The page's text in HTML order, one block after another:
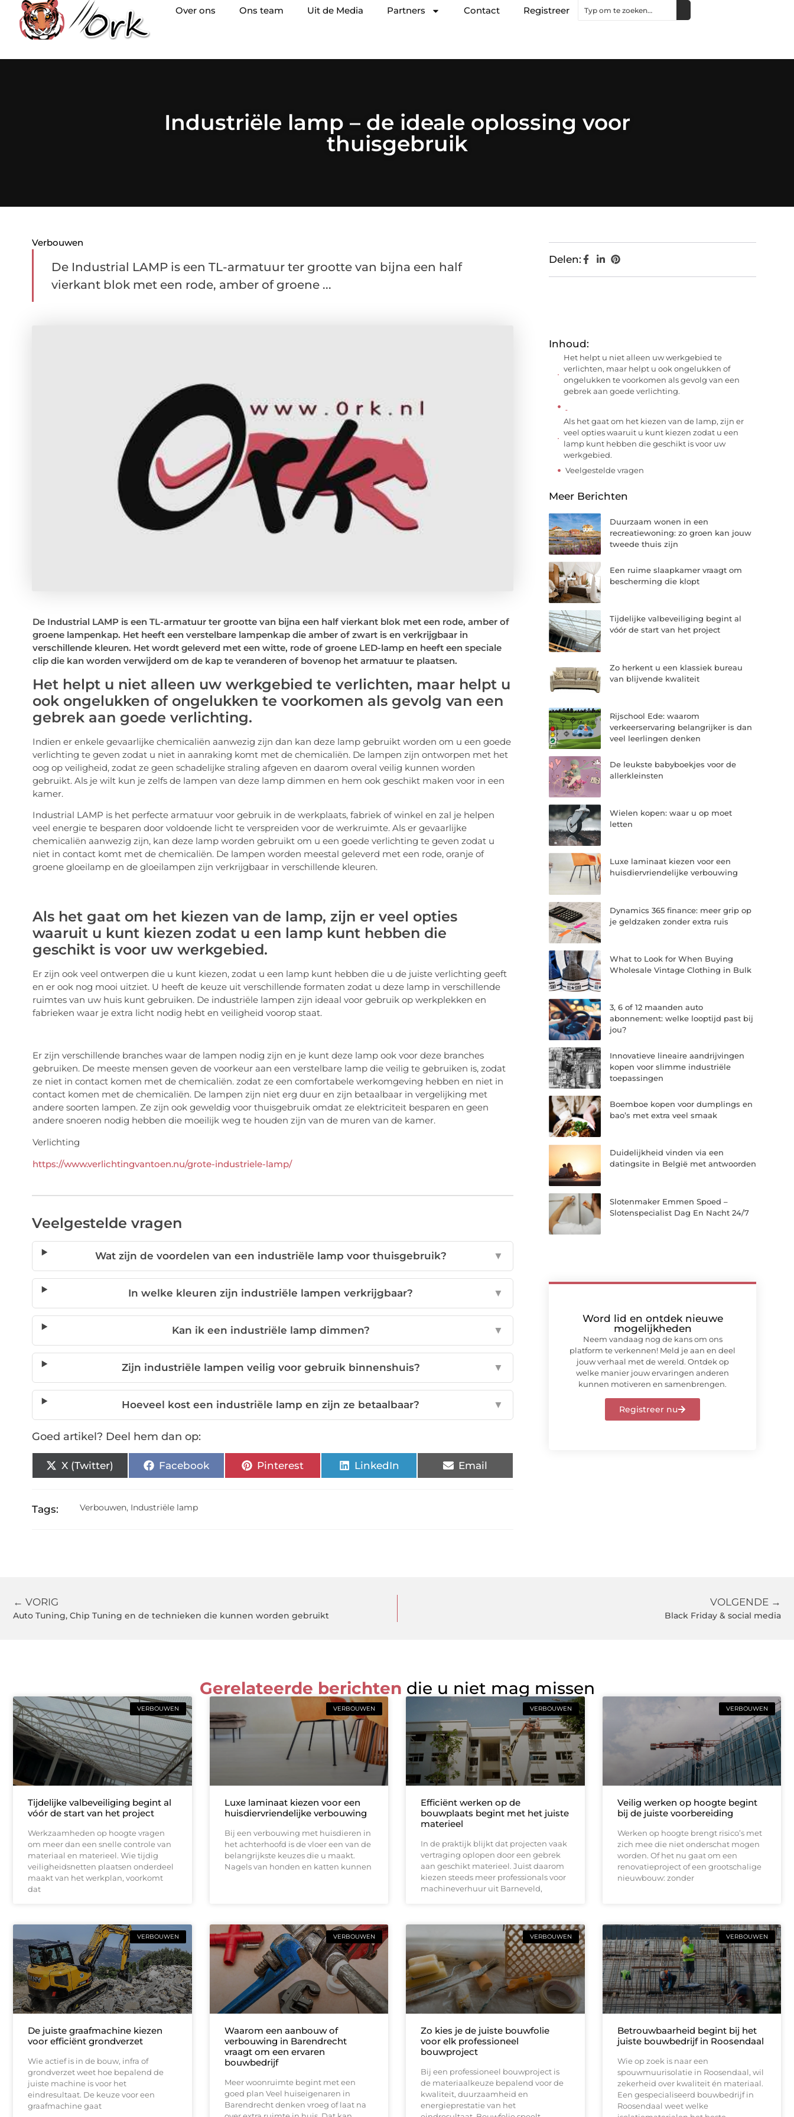
Over ons Ons team Uit de Media Partners Contact Registreer
Industriële lamp – de ideale oplossing voor
thuisgebruik
Verbouwen
De Industrial LAMP is een TL-armatuur ter grootte van bijna een half
vierkant blok met een rode, amber of groene ...
De Industrial LAMP is een TL-armatuur ter grootte van bijna een half vierkant blok met een rode, amber of
groene lampenkap. Het heeft een verstelbare lampenkap die amber of zwart is en verkrijgbaar in
verschillende kleuren. Het wordt geleverd met een witte, rode of groene LED-lamp en heeft een speciale
clip die kan worden verwijderd om de kap te veranderen of bovenop het armatuur te plaatsen.
Het helpt u niet alleen uw werkgebied te verlichten, maar helpt u
ook ongelukken of ongelukken te voorkomen als gevolg van een
gebrek aan goede verlichting.
Indien er enkele gevaarlijke chemicaliën aanwezig zijn dan kan deze lamp gebruikt worden om u een goede
verlichting te geven zodat u niet in aanraking komt met de chemicaliën. De lampen zijn ontworpen met het
oog op veiligheid, zodat ze geen schadelijke straling afgeven en daarom overal veilig kunnen worden
gebruikt. Als je wilt kun je zelfs de lampen van deze lamp dimmen en hem ook geschikt maken voor in een
kamer.
Industrial LAMP is het perfecte armatuur voor gebruik in de werkplaats, fabriek of winkel en zal je helpen
veel energie te besparen door voldoende licht te verspreiden voor de werkruimte. Als er gevaarlijke
chemicaliën aanwezig zijn, kan deze lamp worden gebruikt om u een goede verlichting te geven zodat u
niet in contact komt met de chemicaliën. De lampen worden meestal geleverd met een rode, oranje of
groene gloeilamp en de gloeilampen zijn verkrijgbaar in verschillende kleuren.
Als het gaat om het kiezen van de lamp, zijn er veel opties
waaruit u kunt kiezen zodat u een lamp kunt hebben die
geschikt is voor uw werkgebied.
Er zijn ook veel ontwerpen die u kunt kiezen, zodat u een lamp kunt hebben die u de juiste verlichting geeft
en er ook nog mooi uitziet. U heeft de keuze uit verschillende formaten zodat u deze lamp in verschillende
ruimtes van uw huis kunt gebruiken. De industriële lampen zijn ideaal voor gebruik op werkplekken en
fabrieken waar je extra licht nodig hebt en veiligheid voorop staat.
Er zijn verschillende branches waar de lampen nodig zijn en je kunt deze lamp ook voor deze branches
gebruiken. De meeste mensen geven de voorkeur aan een verstelbare lamp die veilig te gebruiken is, zodat
ze niet in contact komen met de chemicaliën. zodat ze een comfortabele werkomgeving hebben en niet in
contact komen met de chemicaliën. De lampen zijn niet erg duur en zijn betaalbaar in vergelijking met
andere soorten lampen. Ze zijn ook geweldig voor thuisgebruik omdat ze elektriciteit besparen en geen
andere snoeren nodig hebben die moeilijk weg te houden zijn van de muren van de kamer.
Verlichting
https://www.verlichtingvantoen.nu/grote-industriele-lamp/
Veelgestelde vragen
Wat zijn de voordelen van een industriële lamp voor thuisgebruik? ▼
In welke kleuren zijn industriële lampen verkrijgbaar? ▼
Kan ik een industriële lamp dimmen? ▼
Zijn industriële lampen veilig voor gebruik binnenshuis? ▼
Hoeveel kost een industriële lamp en zijn ze betaalbaar? ▼
Goed artikel? Deel hem dan op:
X (Twitter) Facebook Pinterest LinkedIn Email
Tags: Verbouwen, Industriële lamp
Delen:
Inhoud:
Het helpt u niet alleen uw werkgebied te
verlichten, maar helpt u ook ongelukken of
ongelukken te voorkomen als gevolg van een
gebrek aan goede verlichting.
Als het gaat om het kiezen van de lamp, zijn er
veel opties waaruit u kunt kiezen zodat u een
lamp kunt hebben die geschikt is voor uw
werkgebied.
Veelgestelde vragen
Meer Berichten
Duurzaam wonen in een
recreatiewoning: zo groen kan jouw
tweede thuis zijn
Een ruime slaapkamer vraagt om
bescherming die klopt
Tijdelijke valbeveiliging begint al
vóór de start van het project
Zo herkent u een klassiek bureau
van blijvende kwaliteit
Rijschool Ede: waarom
verkeerservaring belangrijker is dan
veel leerlingen denken
De leukste babyboekjes voor de
allerkleinsten
Wielen kopen: waar u op moet
letten
Luxe laminaat kiezen voor een
huisdiervriendelijke verbouwing
Dynamics 365 finance: meer grip op
je geldzaken zonder extra ruis
What to Look for When Buying
Wholesale Vintage Clothing in Bulk
3, 6 of 12 maanden auto
abonnement: welke looptijd past bij
jou?
Innovatieve lineaire aandrijvingen
kopen voor slimme industriële
toepassingen
Boemboe kopen voor dumplings en
bao’s met extra veel smaak
Duidelijkheid vinden via een
datingsite in België met antwoorden
Slotenmaker Emmen Spoed –
Slotenspecialist Dag En Nacht 24/7
Word lid en ontdek nieuwe
mogelijkheden
Neem vandaag nog de kans om ons
platform te verkennen! Meld je aan en deel
jouw verhaal met de wereld. Ontdek op
welke manier jouw ervaringen anderen
kunnen motiveren en samenbrengen.
Registreer nu
← VORIG
Auto Tuning, Chip Tuning en de technieken die kunnen worden gebruikt
VOLGENDE →
Black Friday & social media
Gerelateerde berichten die u niet mag missen
VERBOUWEN
Tijdelijke valbeveiliging begint al
vóór de start van het project
Werkzaamheden op hoogte vragen
om meer dan een snelle controle van
materiaal en materieel. Wie tijdig
veiligheidsnetten plaatsen onderdeel
maakt van het werkplan, voorkomt
dat
VERBOUWEN
Luxe laminaat kiezen voor een
huisdiervriendelijke verbouwing
Bij een verbouwing met huisdieren in
het achterhoofd is de vloer een van de
belangrijkste keuzes die u maakt.
Nagels van honden en katten kunnen
VERBOUWEN
Efficiënt werken op de
bouwplaats begint met het juiste
materieel
In de praktijk blijkt dat projecten vaak
vertraging oplopen door een gebrek
aan geschikt materieel. Juist daarom
kiezen steeds meer professionals voor
machineverhuur uit Barneveld,
VERBOUWEN
Veilig werken op hoogte begint
bij de juiste voorbereiding
Werken op hoogte brengt risico’s met
zich mee die niet onderschat mogen
worden. Of het nu gaat om een
renovatieproject of een grootschalige
nieuwbouw: zonder
VERBOUWEN
De juiste graafmachine kiezen
voor efficiënt grondverzet
Wie actief is in de bouw, infra of
grondverzet weet hoe bepalend de
juiste machine is voor het
eindresultaat. De keuze voor een
graafmachine gaat
VERBOUWEN
Waarom een aanbouw of
verbouwing in Barendrecht
vraagt om een ervaren
bouwbedrijf
Meer woonruimte begint met een
goed plan Veel huiseigenaren in
Barendrecht denken vroeg of laat na
VERBOUWEN
Zo kies je de juiste bouwfolie
voor elk professioneel
bouwproject
Bij een professioneel bouwproject is
de materiaalkeuze bepalend voor de
kwaliteit, duurzaamheid en
energieprestatie van het
VERBOUWEN
Betrouwbaarheid begint bij het
juiste bouwbedrijf in Roosendaal
Wie op zoek is naar een
spouwmuurisolatie in Roosendaal, wil
zekerheid over kwaliteit én materiaal.
Een gespecialiseerd bouwbedrijf in
Roosendaal weet welke